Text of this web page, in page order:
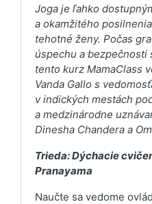
Joga je ľahko
a okamžitého
tehotné ženy. Počas
úspechu a
tento kurz MamaClass
Vanda Gallo s
v indických mestách
a medzinárodne
Dinesha Chandera a
Trieda: Dýchacie
Pranayama
Naučte sa vedome